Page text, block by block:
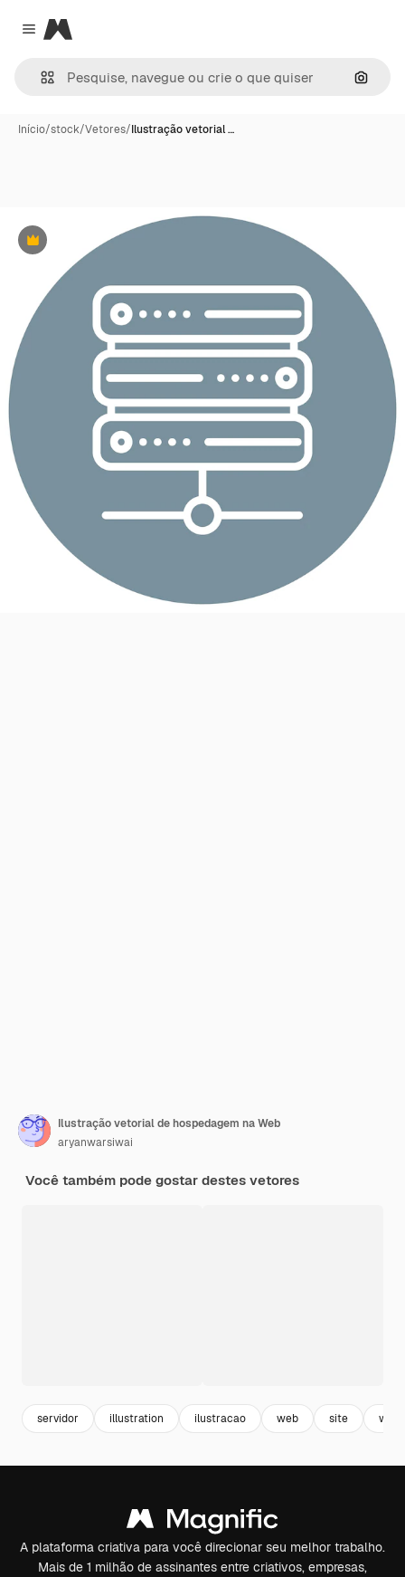
Close menu
Magnific
Início/stock/Vetores/Ilustração vetorial …
Premium
Ilustração vetorial de hospedagem na Web
aryanwarsiwai
Você também pode gostar destes vetores
servidor illustration ilustracao web site
A plataforma criativa para você direcionar seu melhor trabalho.
Mais de 1 milhão de assinantes entre criativos, empresas,